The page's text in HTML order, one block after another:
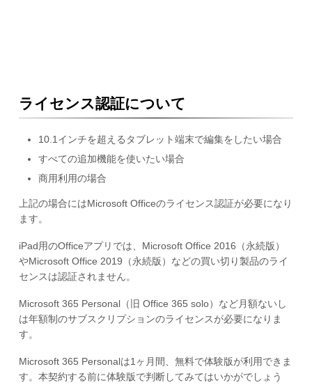
ライセンス認証について
10.1インチを超えるタブレット端末で編集をしたい場合
すべての追加機能を使いたい場合
商用利用の場合
上記の場合にはMicrosoft Officeのライセンス認証が必要になり
ます。
iPad用のOfficeアプリでは、Microsoft Office 2016（永続版）
やMicrosoft Office 2019（永続版）などの買い切り製品のライ
センスは認証されません。
Microsoft 365 Personal（旧 Office 365 solo）など月額ないし
は年額制のサブスクリプションのライセンスが必要になりま
す。
Microsoft 365 Personalは1ヶ月間、無料で体験版が利用できま
す。本契約する前に体験版で判断してみてはいかがでしょう